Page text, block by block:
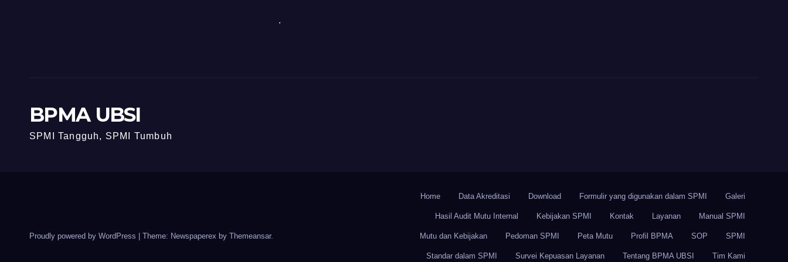
.
BPMA UBSI
SPMI Tangguh, SPMI Tumbuh
Proudly powered by WordPress Theme: Newspaperex by Themeansar.
Home Data Akreditasi Download Formulir yang digunakan dalam SPMI Galeri
Hasil Audit Mutu Internal Kebijakan SPMI Kontak Layanan Manual SPMI
Mutu dan Kebijakan Pedoman SPMI Peta Mutu Profil BPMA SOP SPMI
Standar dalam SPMI Survei Kepuasan Layanan Tentang BPMA UBSI Tim Kami